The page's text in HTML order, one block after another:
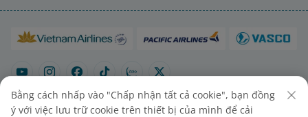
Bằng cách nhấp vào "Chấp nhận tất cả cookie", bạn đồng
ý với việc lưu trữ cookie trên thiết bị của mình để cải